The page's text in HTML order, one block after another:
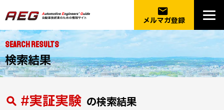
email
メルマガ登録
SEARCH RESULTS
検索結果
#実証実験 の検索結果